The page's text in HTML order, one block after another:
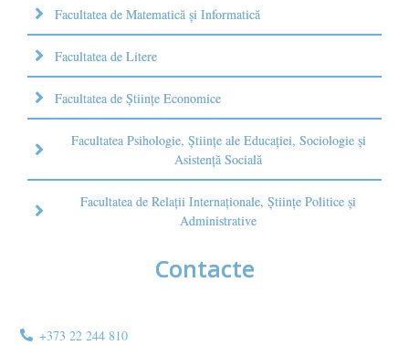
Facultatea de Matematică şi Informatică
Facultatea de Litere
Facultatea de Științe Economice
Facultatea Psihologie, Ştiinţe ale Educaţiei, Sociologie și
Asistență Socială
Facultatea de Relaţii Internaţionale, Ştiinţe Politice şi
Administrative
Contacte
+373 22 244 810